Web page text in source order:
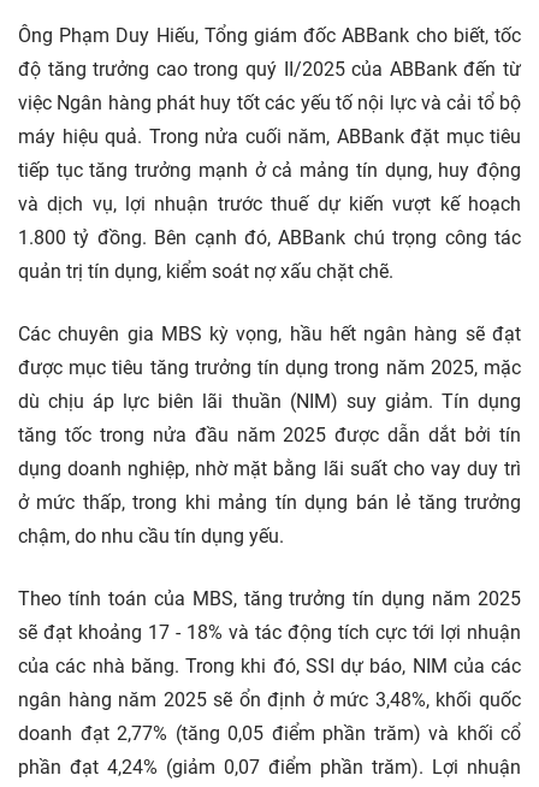
Ông Phạm Duy Hiếu, Tổng giám đốc ABBank cho biết, tốc
độ tăng trưởng cao trong quý II/2025 của ABBank đến từ
việc Ngân hàng phát huy tốt các yếu tố nội lực và cải tổ bộ
máy hiệu quả. Trong nửa cuối năm, ABBank đặt mục tiêu
tiếp tục tăng trưởng mạnh ở cả mảng tín dụng, huy động
và dịch vụ, lợi nhuận trước thuế dự kiến vượt kế hoạch
1.800 tỷ đồng. Bên cạnh đó, ABBank chú trọng công tác
quản trị tín dụng, kiểm soát nợ xấu chặt chẽ.
Các chuyên gia MBS kỳ vọng, hầu hết ngân hàng sẽ đạt
được mục tiêu tăng trưởng tín dụng trong năm 2025, mặc
dù chịu áp lực biên lãi thuần (NIM) suy giảm. Tín dụng
tăng tốc trong nửa đầu năm 2025 được dẫn dắt bởi tín
dụng doanh nghiệp, nhờ mặt bằng lãi suất cho vay duy trì
ở mức thấp, trong khi mảng tín dụng bán lẻ tăng trưởng
chậm, do nhu cầu tín dụng yếu.
Theo tính toán của MBS, tăng trưởng tín dụng năm 2025
sẽ đạt khoảng 17 - 18% và tác động tích cực tới lợi nhuận
của các nhà băng. Trong khi đó, SSI dự báo, NIM của các
ngân hàng năm 2025 sẽ ổn định ở mức 3,48%, khối quốc
doanh đạt 2,77% (tăng 0,05 điểm phần trăm) và khối cổ
phần đạt 4,24% (giảm 0,07 điểm phần trăm). Lợi nhuận